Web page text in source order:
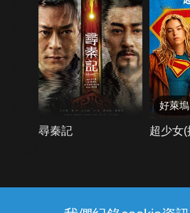
尋秦記
好萊塢
超少女